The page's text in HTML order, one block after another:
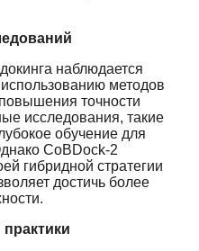
наблюдается
методов
точности
исследования, такие
обучение для
CoBDock-2
гибридной стратегии
достичь более